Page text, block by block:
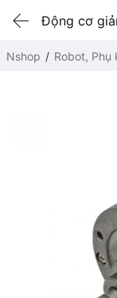
Động cơ
Nshop Robot, Phụ